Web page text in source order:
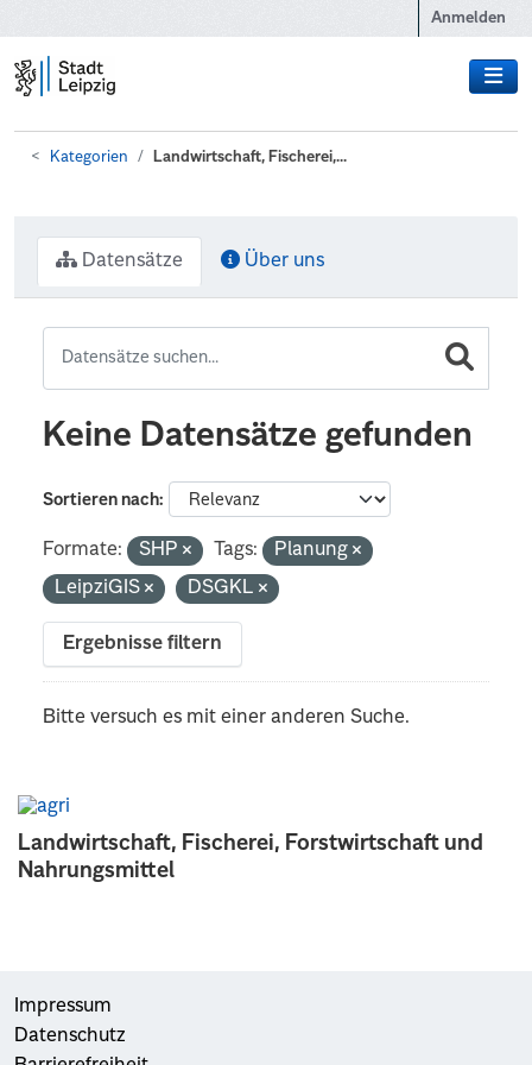
Anmelden
Kategorien Landwirtschaft, Fischerei,...
Landwirtschaft, Fischerei, Forstwirtschaft und
Nahrungsmittel
Datensätze Über uns
Keine Datensätze gefunden
Sortieren nach
Formate: SHP Tags:
Planung
LeipziGIS
DSGKL
Ergebnisse filtern
Bitte versuch es mit einer anderen Suche.
Impressum
Datenschutz